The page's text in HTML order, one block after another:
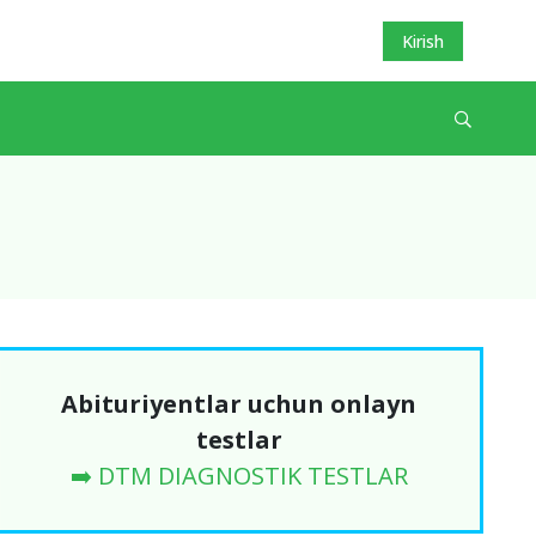
Kirish
Abituriyentlar uchun onlayn
testlar
➡️ DTM DIAGNOSTIK TESTLAR